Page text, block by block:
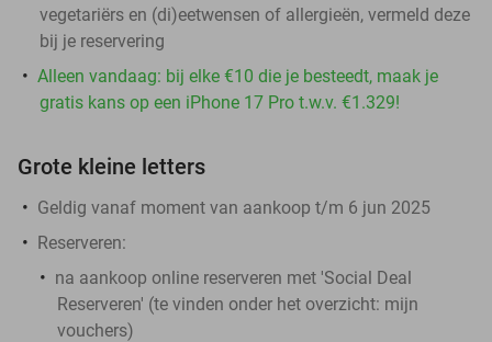
vegetariërs en (di)eetwensen of allergieën, vermeld deze
bij je reservering
Alleen vandaag: bij elke €10 die je besteedt, maak je
gratis kans op een iPhone 17 Pro t.w.v. €1.329!
Grote kleine letters
Geldig vanaf moment van aankoop t/m 6 jun 2025
Reserveren:
na aankoop online reserveren met 'Social Deal
Reserveren' (te vinden onder het overzicht: mijn
vouchers)